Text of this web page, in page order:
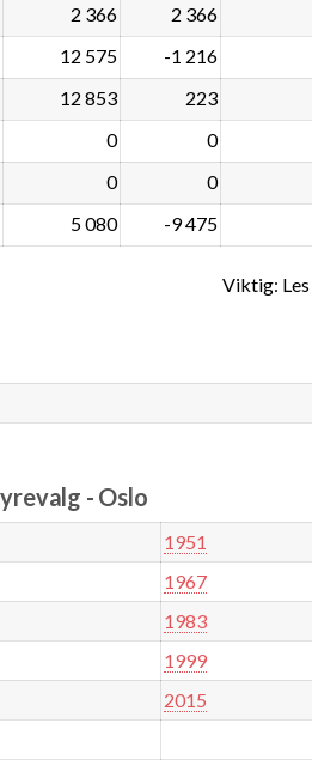
2 366 2 366
12 575 -1 216
12 853 223
0 0
0 0
5 080 -9 475
Viktig: Les
- Oslo
1951
1967
1983
1999
2015